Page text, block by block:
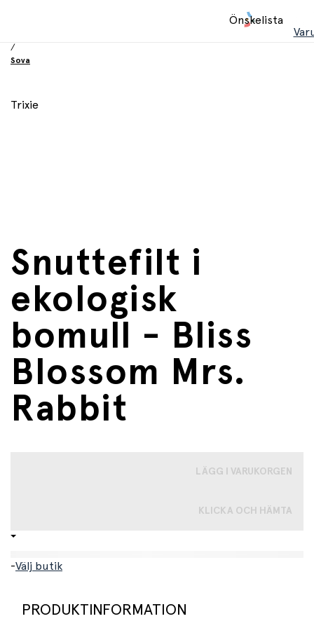
Önskelista
/
Sova
Trixie
Snuttefilt i
ekologisk
bomull - Bliss
Blossom Mrs.
Rabbit
LÄGG I VARUKORGEN
KLICKA OCH HÄMTA
-Välj butik
PRODUKTINFORMATION